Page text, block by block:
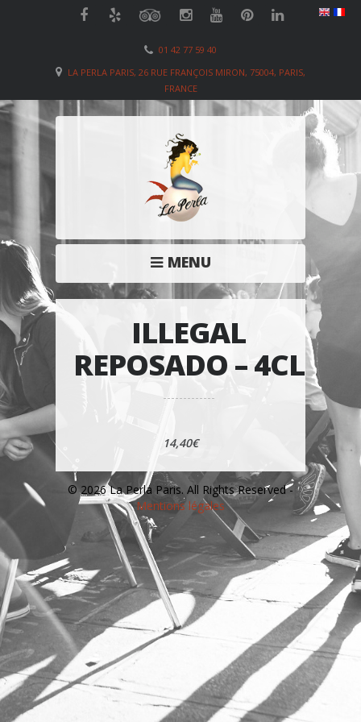
01 42 77 59 40
LA PERLA PARIS, 26 RUE FRANÇOIS MIRON, 75004, PARIS,
FRANCE
MENU
ILLEGAL
REPOSADO – 4CL
14,40€
© 2026 La Perla Paris. All Rights Reserved -
Mentions légales